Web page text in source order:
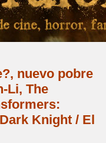
nuevo pobre
Li, The
Knight / El